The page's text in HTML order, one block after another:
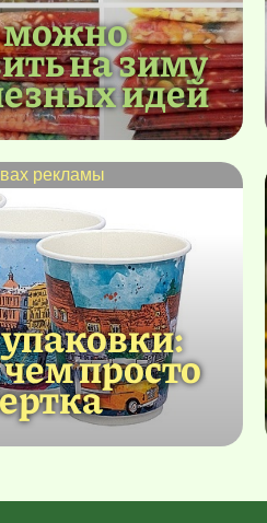
можно
на зиму
идей
просто
рекламы